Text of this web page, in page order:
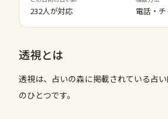
232人が対応 電話・
透視とは
透視は、占いの森に掲載されている占
のひとつです。